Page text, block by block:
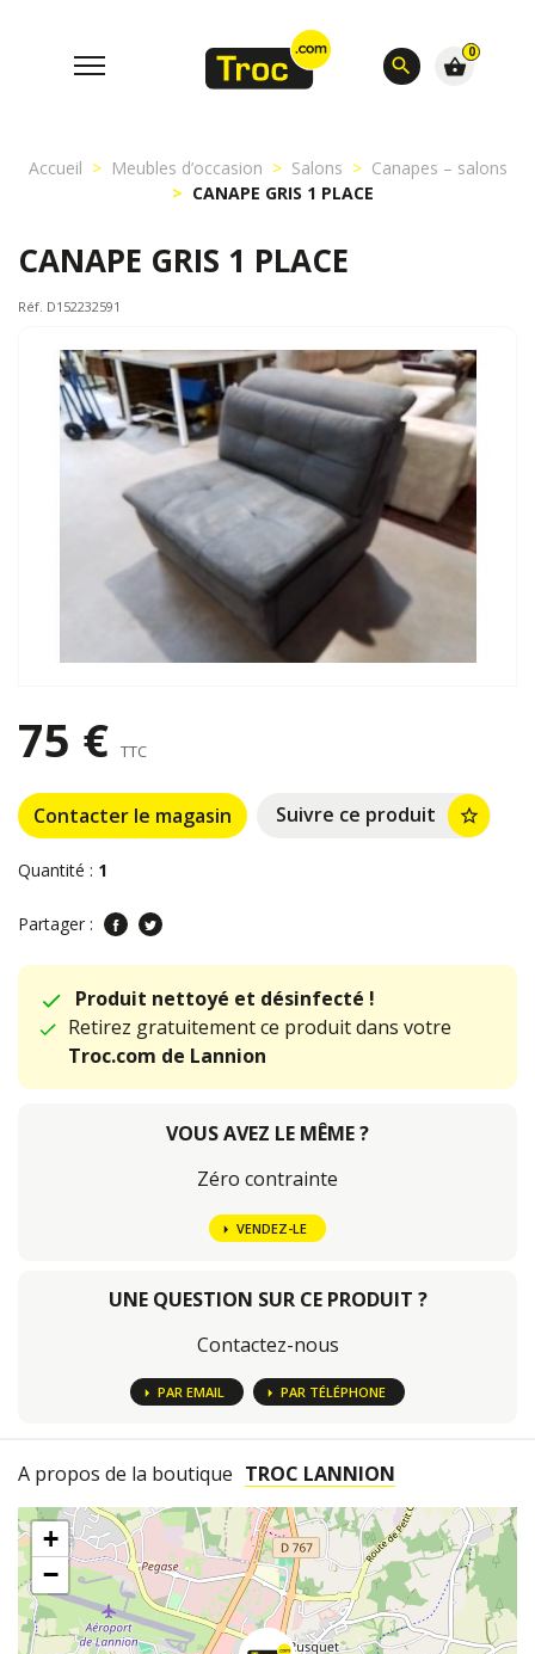
search
0
shopping_basket
Accueil Meubles d’occasion Salons
Canapes – salons
CANAPE GRIS 1 PLACE
CANAPE GRIS 1 PLACE
Réf. D152232591
75 € TTC
Contacter le magasin Suivre ce produit star_border
Quantité : 1
Partager :
Produit nettoyé et désinfecté !
Retirez gratuitement ce produit dans votre
Troc.com de Lannion
VOUS AVEZ LE MÊME ?
Zéro contrainte
VENDEZ-LE
UNE QUESTION SUR CE PRODUIT ?
Contactez-nous
PAR EMAIL PAR TÉLÉPHONE
A propos de la boutique TROC LANNION
+
−